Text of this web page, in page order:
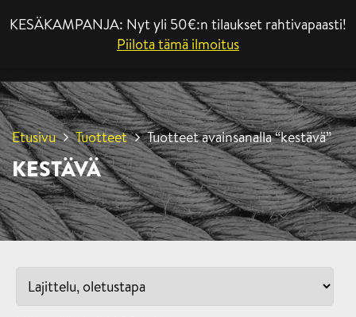
KESÄKAMPANJA: Nyt yli 50€:n tilaukset rahtivapaasti!
Piilota tämä ilmoitus
Etusivu Tuotteet Tuotteet avainsanalla “kestävä”
KESTÄVÄ